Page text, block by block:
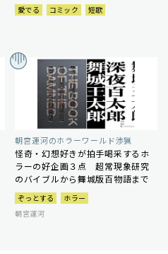
愛でる コミック 短歌
朝宮運河のホラーワールド渉猟
怪奇・幻想好きが拍手喝采するホ
ラーの好企画３点 超常現象研究
のバイブルから舞城版百物語まで
ぞっとする
ホラー
朝宮運河